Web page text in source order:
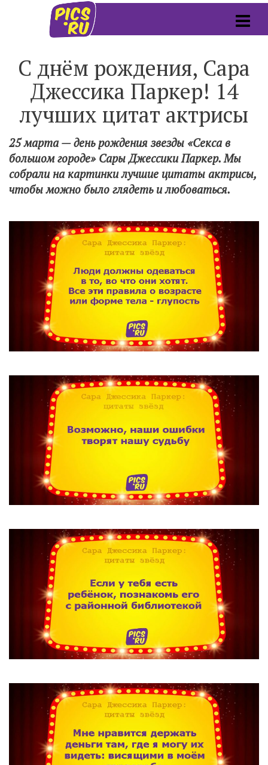
С днём рождения, Сара
Джессика Паркер! 14
лучших цитат актрисы
25 марта — день рождения звезды «Секса в
большом городе» Сары Джессики Паркер. Мы
собрали на картинки лучшие цитаты актрисы,
чтобы можно было глядеть и любоваться.